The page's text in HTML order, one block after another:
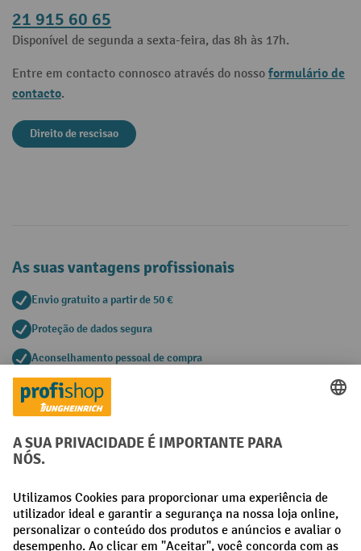
21 915 60 65
Disponível de segunda a sexta-feira, das 8h às 17h.
Entre em contacto connosco através do nosso formulário de
contacto.
Direito de rescisao
As suas vantagens profissionais
Envio gratuito a partir de 50 €
Proteção de dados segura
Aconselhamento pessoal de compra
Métodos de pagamento
Redes sociais
Facebook
LinkedIn
Instagram